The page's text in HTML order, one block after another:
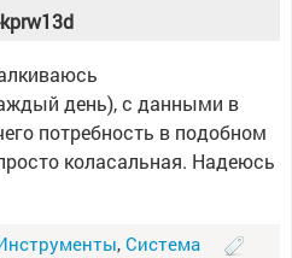
день), с данными в
потребность в подобном
коласальная. Надеюсь
, Система